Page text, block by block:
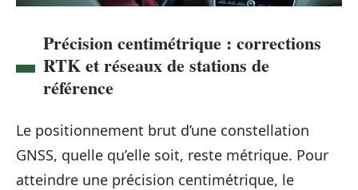
Précision centimétrique : corrections
RTK et réseaux de stations de
référence
Le positionnement brut d’une constellation
GNSS, quelle qu’elle soit, reste métrique. Pour
atteindre une précision centimétrique, le